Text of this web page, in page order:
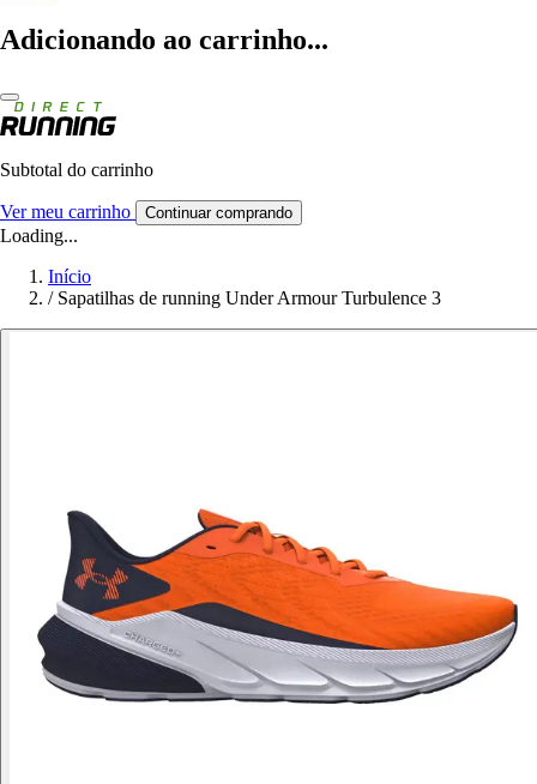
Adicionando ao carrinho...
Subtotal do carrinho
Ver meu carrinho Continuar comprando
Loading...
Início
/ Sapatilhas de running Under Armour Turbulence 3